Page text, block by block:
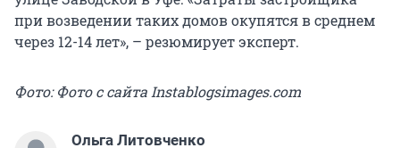
при возведении таких домов окупятся в среднем
через 12-14 лет», – резюмирует эксперт.
Фото: Фото с сайта Instablogsimages.com
Ольга Литовченко